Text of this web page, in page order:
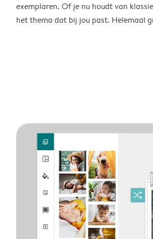
exemplaren. Of je nu houdt van
het thema dat bij jou past. Helemaal